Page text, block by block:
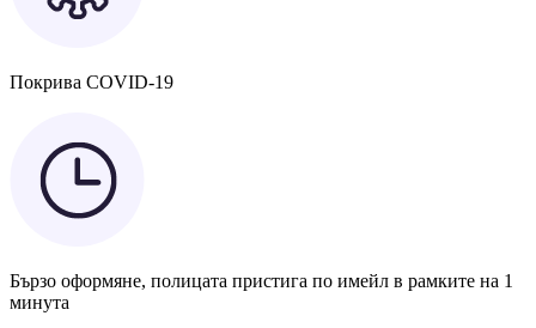
Покрива COVID-19
Бързо оформяне, полицата пристига по имейл в рамките на 1
минута